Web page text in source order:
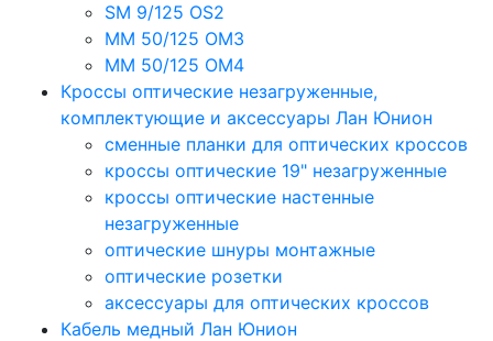
SM 9/125 OS2
MM 50/125 OM3
MM 50/125 OM4
Кроссы оптические незагруженные,
комплектующие и аксессуары Лан Юнион
сменные планки для оптических кроссов
кроссы оптические 19" незагруженные
кроссы оптические настенные
незагруженные
оптические шнуры монтажные
оптические розетки
аксессуары для оптических кроссов
Кабель медный Лан Юнион